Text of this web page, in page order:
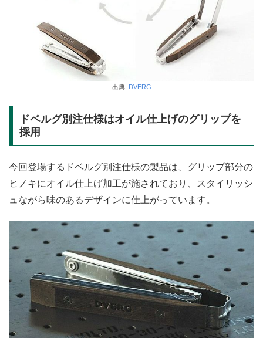
出典: DVERG
ドベルグ別注仕様はオイル仕上げのグリップを
採用
今回登場するドベルグ別注仕様の製品は、グリップ部分の
ヒノキにオイル仕上げ加工が施されており、スタイリッシ
ュながら味のあるデザインに仕上がっています。